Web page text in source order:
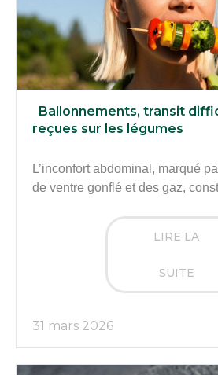
Ballonnements, transit
reçues sur les légumes
L’inconfort abdominal, marqué
de ventre gonflé et des gaz,
LIRE LA
SUITE
31 mars 2026